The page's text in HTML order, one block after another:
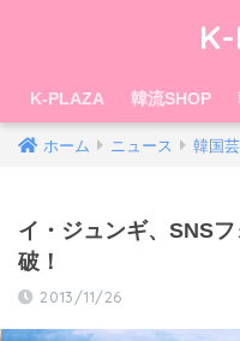
K-PLAZA 韓流SHOP
ホーム ニュース 韓国
イ・ジュンギ、SNS
破！
2013/11/26